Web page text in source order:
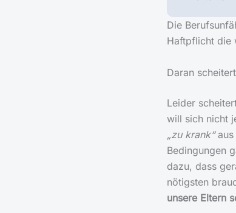
Die
Haftpflicht die
Daran
Leider
will sich nicht
„zu krank“aus
Bedingungen
dazu, dass
nötigsten
unsere Eltern